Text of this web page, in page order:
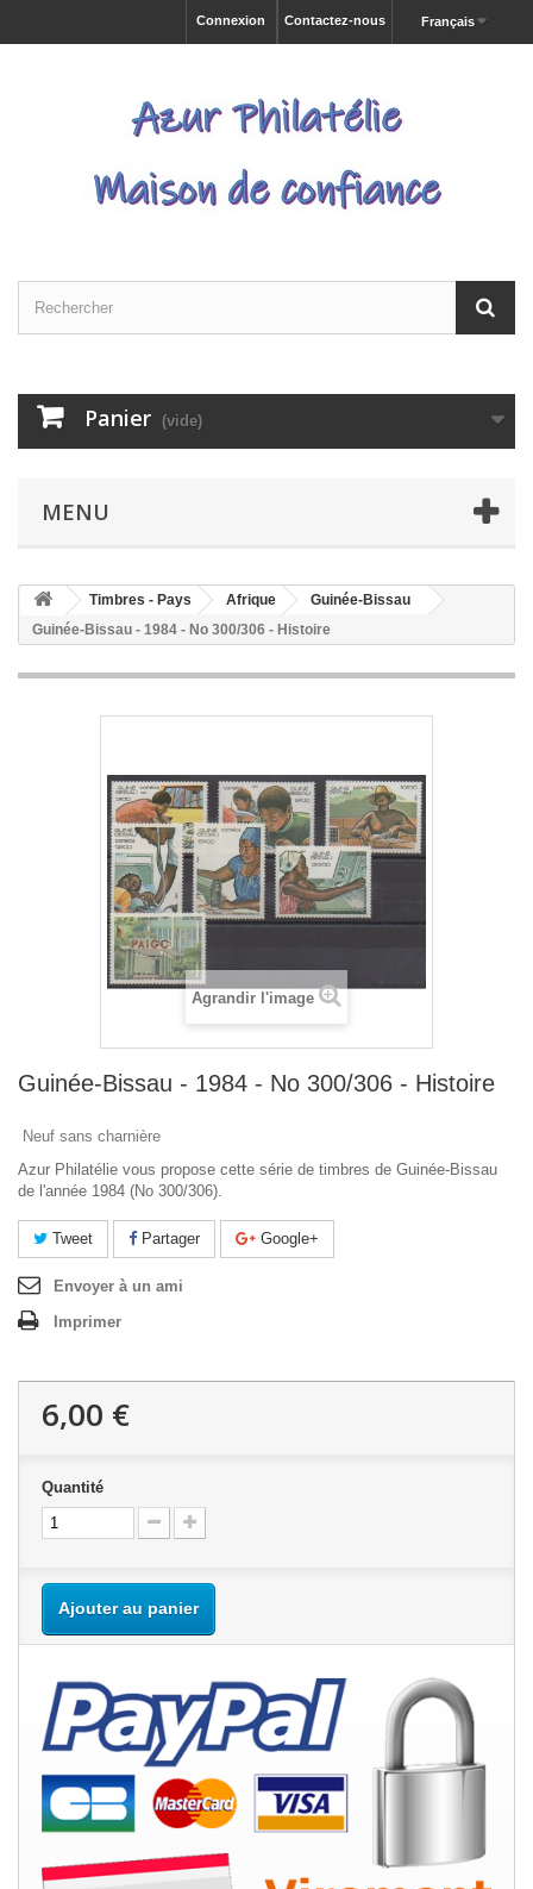
Français
Contactez-nous
Connexion
Panier (vide)
MENU
Timbres - Pays Afrique
Guinée-Bissau
Guinée-Bissau - 1984 - No 300/306 - Histoire
Agrandir l'image
Guinée-Bissau - 1984 - No 300/306 - Histoire
Neuf sans charnière
Azur Philatélie vous propose cette série de timbres de Guinée-Bissau
de l'année 1984 (No 300/306).
Tweet Partager Google+
Envoyer à un ami
Imprimer
6,00 €
Quantité
Ajouter au panier